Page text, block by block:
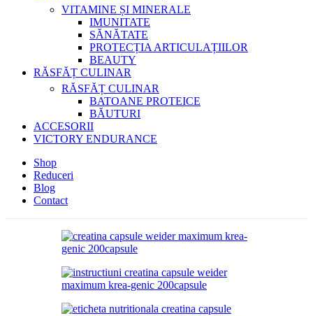
VITAMINE ȘI MINERALE
IMUNITATE
SĂNĂTATE
PROTECȚIA ARTICULAȚIILOR
BEAUTY
RĂSFĂȚ CULINAR
RĂSFĂȚ CULINAR
BATOANE PROTEICE
BĂUTURI
ACCESORII
VICTORY ENDURANCE
Shop
Reduceri
Blog
Contact